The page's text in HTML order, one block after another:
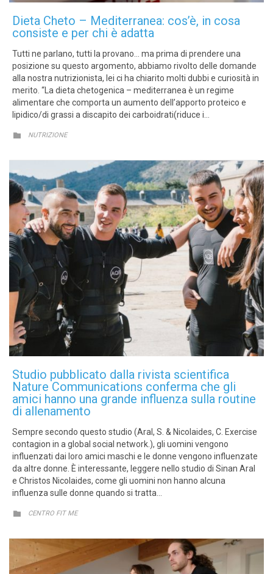
Dieta Cheto – Mediterranea: cos’è, in cosa
consiste e per chi è adatta
Tutti ne parlano, tutti la provano… ma prima di prendere una
posizione su questo argomento, abbiamo rivolto delle domande
alla nostra nutrizionista, lei ci ha chiarito molti dubbi e curiosità in
merito. “La dieta chetogenica – mediterranea è un regime
alimentare che comporta un aumento dell’apporto proteico e
lipidico/di grassi a discapito dei carboidrati(riduce i…
 CATEGORY
NUTRIZIONE
Studio pubblicato dalla rivista scientifica
Nature Communications conferma che gli
amici hanno una grande influenza sulla routine
di allenamento
Sempre secondo questo studio (Aral, S. & Nicolaides, C. Exercise
contagion in a global social network.), gli uomini vengono
influenzati dai loro amici maschi e le donne vengono influenzate
da altre donne. È interessante, leggere nello studio di Sinan Aral
e Christos Nicolaides, come gli uomini non hanno alcuna
influenza sulle donne quando si tratta…
 CATEGORY
CENTRO FIT ME